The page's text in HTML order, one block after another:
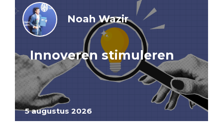
5 augustus 2026
Noah Wazir
Innoveren stimuleren